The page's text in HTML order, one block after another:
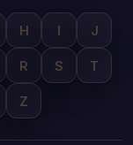
H I J
R S T
Z